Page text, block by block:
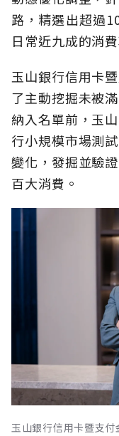
路，精選出超過
日常近九成的消
玉山銀行信用卡
了主動挖掘未被
納入名單前，玉
行小規模市場測
變化，發掘並驗
百大消費。
玉山銀行信用卡暨支